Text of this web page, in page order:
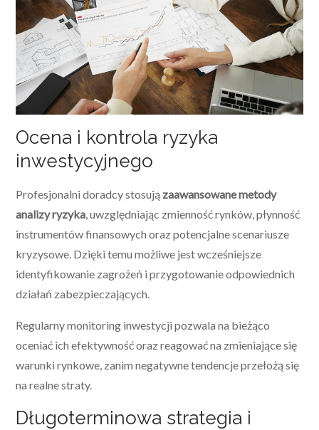
Ocena i kontrola ryzyka
inwestycyjnego
Profesjonalni doradcy stosują zaawansowane metody
analizy ryzyka, uwzględniając zmienność rynków, płynność
instrumentów finansowych oraz potencjalne scenariusze
kryzysowe. Dzięki temu możliwe jest wcześniejsze
identyfikowanie zagrożeń i przygotowanie odpowiednich
działań zabezpieczających.
Regularny monitoring inwestycji pozwala na bieżąco
oceniać ich efektywność oraz reagować na zmieniające się
warunki rynkowe, zanim negatywne tendencje przełożą się
na realne straty.
Długoterminowa strategia i